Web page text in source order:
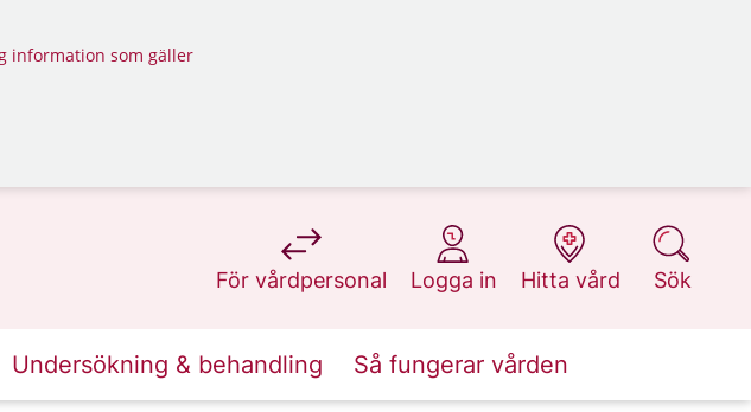
information som gäller
För vårdpersonal
på 1177.se
Logga in
på 1177.se
Hitta vård
på 1177.se
Sök
på 1177.se
Undersökning & behandling Så fungerar vården